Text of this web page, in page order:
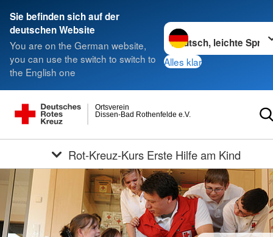
Sie befinden sich auf der
deutschen Website
You are on the German website,
you can use the switch to switch to
the English one
Sprache wechseln zu
Alles klar
Dissen-Bad Rothenfelde e.V.
Ortsverein
Rot-Kreuz-Kurs Erste Hilfe am Kind